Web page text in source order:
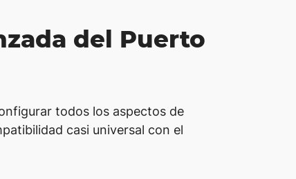
del Puerto
todos los aspectos de
casi universal con el